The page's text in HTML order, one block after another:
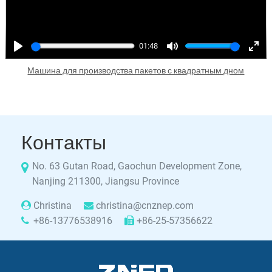
Play
01:48
Mute
Enter
Машина для производства пакетов с квадратным дном
Контакты
No. 63 Gutan Road, Gaochun Development Zone,
Nanjing 211300, Jiangsu Province
Christina
christina@cnznep.com
+86-13776538916
+86-25-57356622